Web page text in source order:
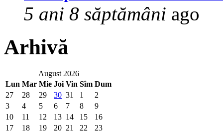
5 ani 8 săptămâni ago
Arhivă
August 2026
Lun Mar Mie Joi Vin Sîm Dum
27
28 29 30 31 1
2
3
4 5 6 7 8
9
10
11 12 13 14 15
16
17
18 19 20 21 22
23